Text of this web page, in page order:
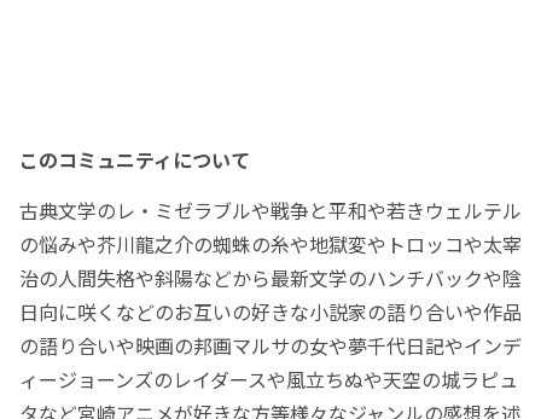
このコミュニティについて
古典文学のレ・ミゼラブルや戦争と平和や若きウェルテル
の悩みや芥川龍之介の蜘蛛の糸や地獄変やトロッコや太宰
治の人間失格や斜陽などから最新文学のハンチバックや陰
日向に咲くなどのお互いの好きな小説家の語り合いや作品
の語り合いや映画の邦画マルサの女や夢千代日記やインデ
ィージョーンズのレイダースや風立ちぬや天空の城ラピュ
タなど宮崎アニメが好きな方等様々なジャンルの感想を述